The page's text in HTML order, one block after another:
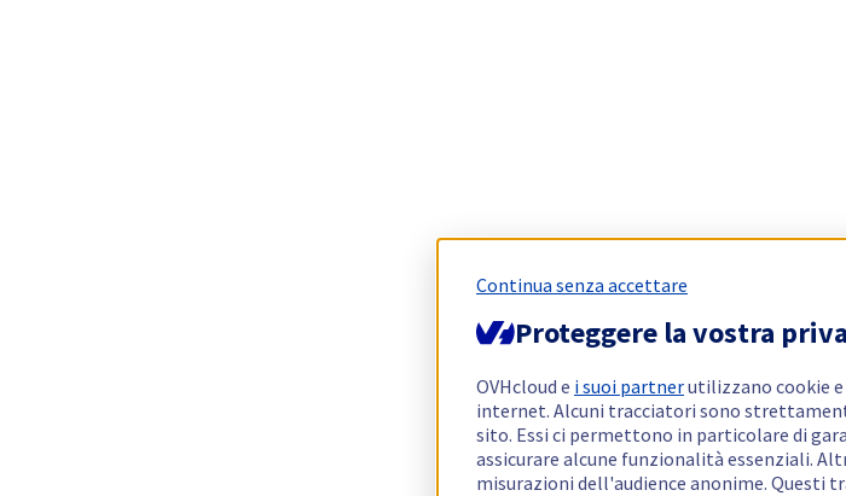
Continua senza accettare
Proteggere la vostra
OVHcloud e i suoi partnerutilizzano cookie
internet. Alcuni tracciatori sono
sito. Essi ci permettono in particolare di
assicurare alcune funzionalità essenziali.
misurazioni dell'audience anonime. Questi